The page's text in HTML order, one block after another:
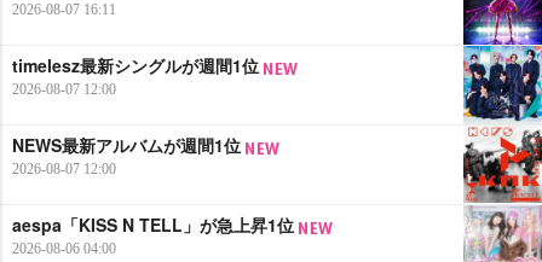
2026-08-07 16:11
timelesz最新シングルが週間1位
2026-08-07 12:00
NEWS最新アルバムが週間1位
2026-08-07 12:00
aespa「KISS N TELL」が急上昇1位
2026-08-06 04:00